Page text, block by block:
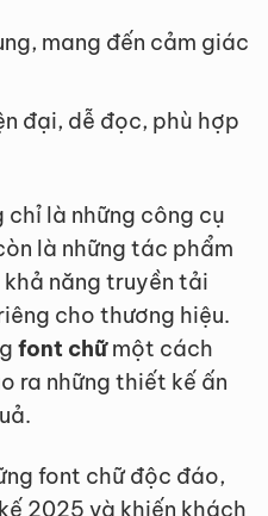
mang đến cảm giác
đại, dễ đọc, phù hợp
là những công cụ
là những tác phẩm
năng truyền tải
cho thương hiệu.
font chữmột cách
ra những thiết kế ấn
font chữ độc đáo,
2025 và khiến khách